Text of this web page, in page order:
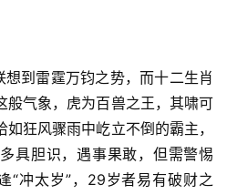
想到雷霆万钧之势，而十二生肖
般气象，虎为百兽之王，其啸可
狂风骤雨中屹立不倒的霸主，
具胆识，遇事果敢，但需警惕
“冲太岁”，29岁者易有破财之